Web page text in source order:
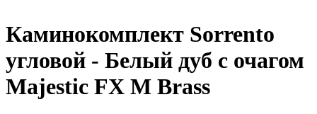
Каминокомплект Sorrento
угловой - Белый дуб с очагом
Majestic FX M Brass